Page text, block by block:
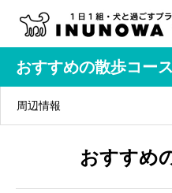
おすすめの散歩コース
周辺情報
おすすめ